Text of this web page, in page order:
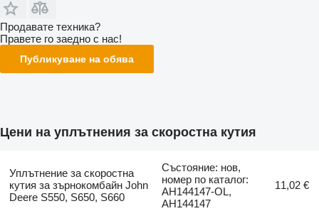
Продавате техника?
Правете го заедно с нас!
Публикуване на обява
Цени на уплътнения за скоростна кутия
Уплътнение за скоростна
кутия за зърнокомбайн John
Deere S550, S650, S660
Състояние: нов,
номер по каталог:
AH144147-OL,
AH144147
11,02 €